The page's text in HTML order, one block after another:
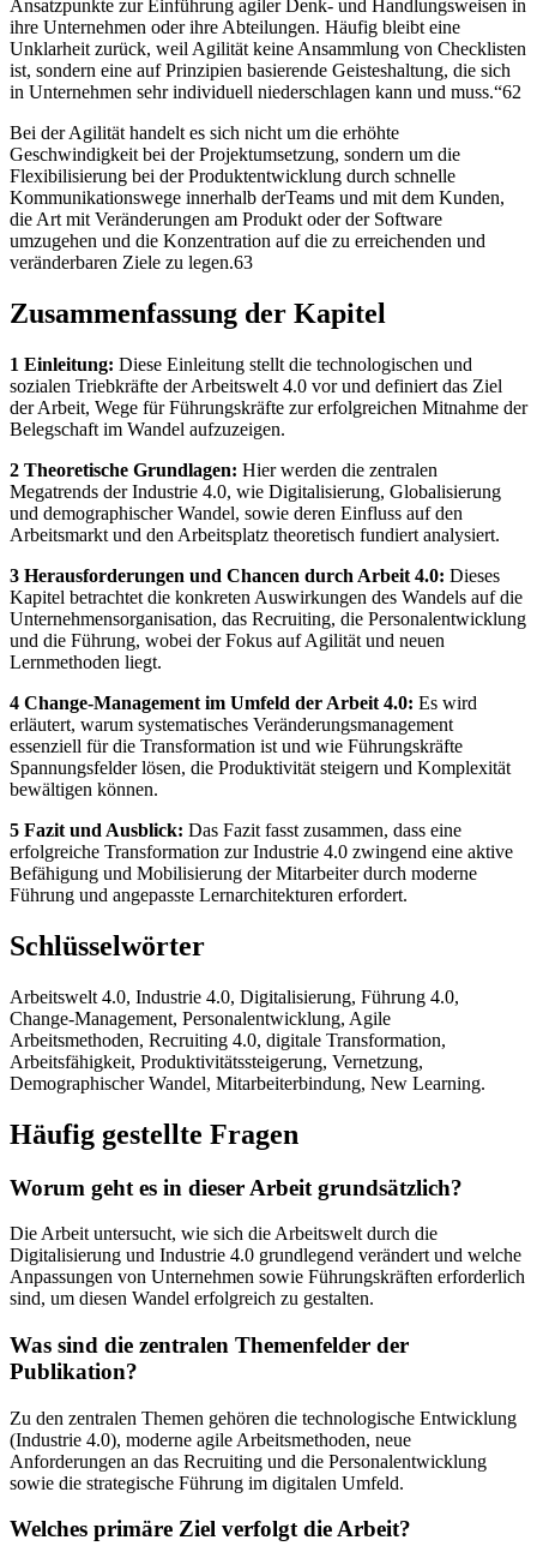
Ansatzpunkte zur Einführung agiler Denk- und Handlungsweisen in
ihre Unternehmen oder ihre Abteilungen. Häufig bleibt eine
Unklarheit zurück, weil Agilität keine Ansammlung von Checklisten
ist, sondern eine auf Prinzipien basierende Geisteshaltung, die sich
in Unternehmen sehr individuell niederschlagen kann und muss.“62
Bei der Agilität handelt es sich nicht um die erhöhte
Geschwindigkeit bei der Projektumsetzung, sondern um die
Flexibilisierung bei der Produktentwicklung durch schnelle
Kommunikationswege innerhalb derTeams und mit dem Kunden,
die Art mit Veränderungen am Produkt oder der Software
umzugehen und die Konzentration auf die zu erreichenden und
veränderbaren Ziele zu legen.63
Zusammenfassung der Kapitel
1 Einleitung: Diese Einleitung stellt die technologischen und
sozialen Triebkräfte der Arbeitswelt 4.0 vor und definiert das Ziel
der Arbeit, Wege für Führungskräfte zur erfolgreichen Mitnahme der
Belegschaft im Wandel aufzuzeigen.
2 Theoretische Grundlagen: Hier werden die zentralen
Megatrends der Industrie 4.0, wie Digitalisierung, Globalisierung
und demographischer Wandel, sowie deren Einfluss auf den
Arbeitsmarkt und den Arbeitsplatz theoretisch fundiert analysiert.
3 Herausforderungen und Chancen durch Arbeit 4.0: Dieses
Kapitel betrachtet die konkreten Auswirkungen des Wandels auf die
Unternehmensorganisation, das Recruiting, die Personalentwicklung
und die Führung, wobei der Fokus auf Agilität und neuen
Lernmethoden liegt.
4 Change-Management im Umfeld der Arbeit 4.0: Es wird
erläutert, warum systematisches Veränderungsmanagement
essenziell für die Transformation ist und wie Führungskräfte
Spannungsfelder lösen, die Produktivität steigern und Komplexität
bewältigen können.
5 Fazit und Ausblick: Das Fazit fasst zusammen, dass eine
erfolgreiche Transformation zur Industrie 4.0 zwingend eine aktive
Befähigung und Mobilisierung der Mitarbeiter durch moderne
Führung und angepasste Lernarchitekturen erfordert.
Schlüsselwörter
Arbeitswelt 4.0, Industrie 4.0, Digitalisierung, Führung 4.0,
Change-Management, Personalentwicklung, Agile
Arbeitsmethoden, Recruiting 4.0, digitale Transformation,
Arbeitsfähigkeit, Produktivitätssteigerung, Vernetzung,
Demographischer Wandel, Mitarbeiterbindung, New Learning.
Häufig gestellte Fragen
Worum geht es in dieser Arbeit grundsätzlich?
Die Arbeit untersucht, wie sich die Arbeitswelt durch die
Digitalisierung und Industrie 4.0 grundlegend verändert und welche
Anpassungen von Unternehmen sowie Führungskräften erforderlich
sind, um diesen Wandel erfolgreich zu gestalten.
Was sind die zentralen Themenfelder der
Publikation?
Zu den zentralen Themen gehören die technologische Entwicklung
(Industrie 4.0), moderne agile Arbeitsmethoden, neue
Anforderungen an das Recruiting und die Personalentwicklung
sowie die strategische Führung im digitalen Umfeld.
Welches primäre Ziel verfolgt die Arbeit?